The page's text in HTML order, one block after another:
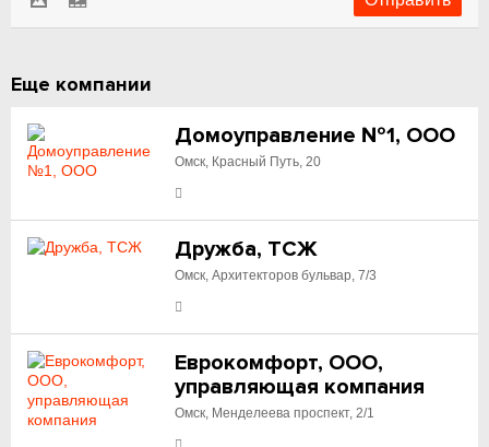
Еще компании
Домоуправление №1, ООО
Омск, Красный Путь, 20
Дружба, ТСЖ
Омск, Архитекторов бульвар, 7/3
Еврокомфорт, ООО,
управляющая компания
Омск, Менделеева проспект, 2/1